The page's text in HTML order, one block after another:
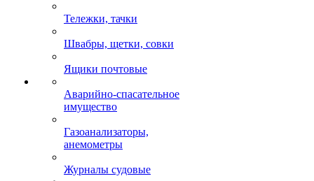
Тележки, тачки
Швабры, щетки, совки
Ящики почтовые
Аварийно-спасательное
имущество
Газоанализаторы,
анемометры
Журналы судовые